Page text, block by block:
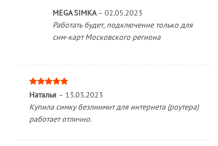
MEGA SIMKA – 02.05.2023
Работать будет, подключение только для
сим-карт Московского региона
Оценка
из 5
Наталья – 13.03.2023
Купила симку безлиимит для интернета (роутера)
работает отлично.